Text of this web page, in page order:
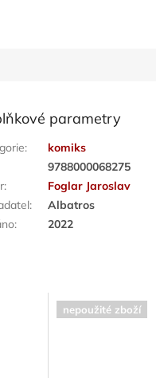
parametry
:
komiks
9788000068275
:
Foglar Jaroslav
:
Albatros
: 2022
nepoužité zboží